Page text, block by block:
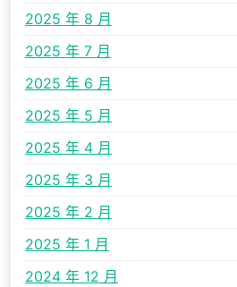
2025 年 8 月
2025 年 7 月
2025 年 6 月
2025 年 5 月
2025 年 4 月
2025 年 3 月
2025 年 2 月
2025 年 1 月
2024 年 12 月